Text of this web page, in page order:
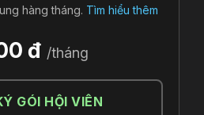
hàng tháng. Tìm hiểu thêm
đ /tháng
GÓI HỘI VIÊN